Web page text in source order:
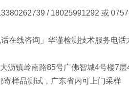
/ 18025991292 或
在线咨询」华谨检测技术服务电话
沥镇岭南路85号广佛智城4号楼7层
样品测试，广东省内可上门采样